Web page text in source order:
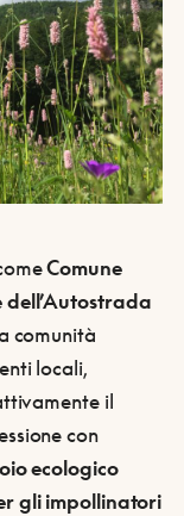
Comune
comunità
locali,
il
con
ecologico
gli impollinatori